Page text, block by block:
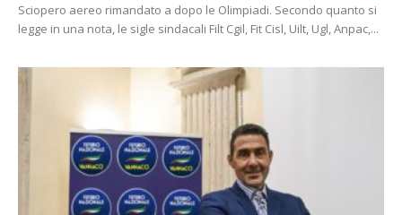
Sciopero aereo rimandato a dopo le Olimpiadi. Secondo quanto si
legge in una nota, le sigle sindacali Filt Cgil, Fit Cisl, Uilt, Ugl, Anpac,...